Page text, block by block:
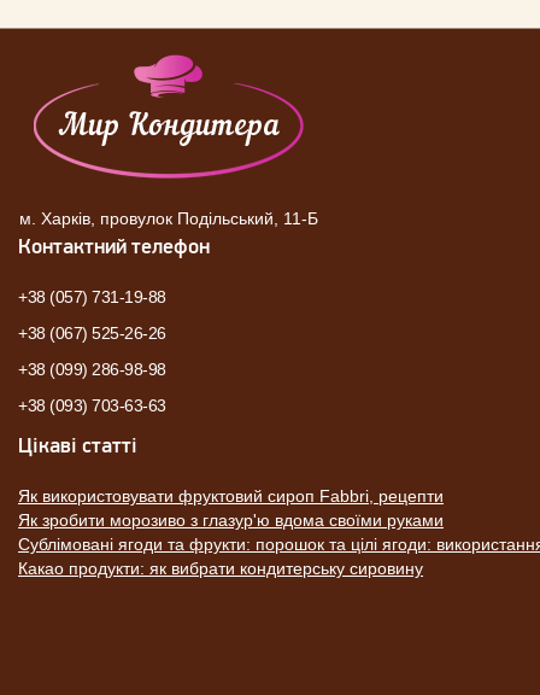
м. Харків, провулок Подільський, 11-Б
Контактний телефон
+38 (057) 731-19-88
+38 (067) 525-26-26
+38 (099) 286-98-98
+38 (093) 703-63-63
Цікаві статті
Як використовувати фруктовий сироп Fabbri, рецепти
Як зробити морозиво з глазур'ю вдома своїми руками
Сублімовані ягоди та фрукти: порошок та цілі ягоди:
Какао продукти: як вибрати кондитерську сировину